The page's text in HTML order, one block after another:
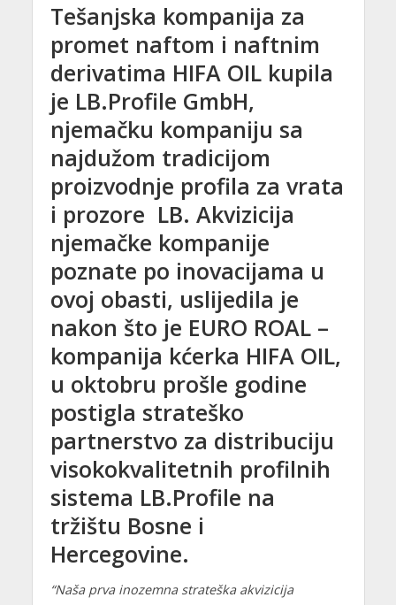
Tešanjska kompanija za
promet naftom i naftnim
derivatima HIFA OIL kupila
je LB.Profile GmbH,
njemačku kompaniju sa
najdužom tradicijom
proizvodnje profila za vrata
i prozore LB. Akvizicija
njemačke kompanije
poznate po inovacijama u
ovoj obasti, uslijedila je
nakon što je EURO ROAL –
kompanija kćerka HIFA OIL,
u oktobru prošle godine
postigla strateško
partnerstvo za distribuciju
visokokvalitetnih profilnih
sistema LB.Profile na
tržištu Bosne i
Hercegovine.
“Naša prva inozemna strateška akvizicija